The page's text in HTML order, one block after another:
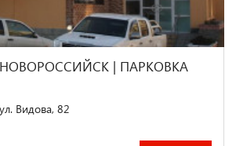
| ПАРКОВКА
Видова, 82